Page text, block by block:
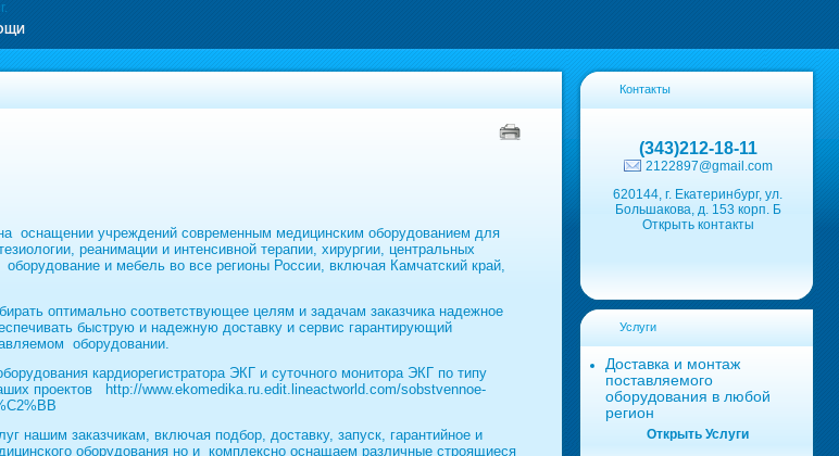
оснащении учреждений современным медицинским оборудованием для
реанимации и интенсивной терапии, хирургии, центральных
и мебель во все регионы России, включая Камчатский край,
оптимально соответствующее целям и задачам заказчика надежное
быструю и надежную доставку и сервис гарантирующий
оборудовании.
кардиорегистратора ЭКГ и суточного монитора ЭКГ по типу
проектов http://www.ekomedika.ru.edit.lineactworld.com/sobstvennoe-
нашим заказчикам, включая подбор, доставку, запуск, гарантийное и
оборудования но и комплексно оснащаем различные строящиеся
Контакты
(343)212-18-11
2122897@gmail.com
620144, г. Екатеринбург, ул.
Большакова, д. 153 корп. Б
Открыть контакты
Услуги
Доставка и монтаж
поставляемого
оборудования в любой
регион
Открыть Услуги